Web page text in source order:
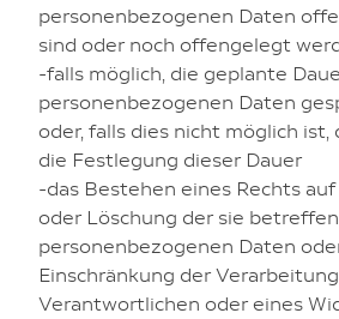
personenbezogenen Daten
sind oder noch offengelegt
-falls möglich, die geplante
personenbezogenen Daten
oder, falls dies nicht möglich
die Festlegung dieser Dauer
-das Bestehen eines Rechts
oder Löschung der sie
personenbezogenen Daten
Einschränkung der
Verantwortlichen oder eines